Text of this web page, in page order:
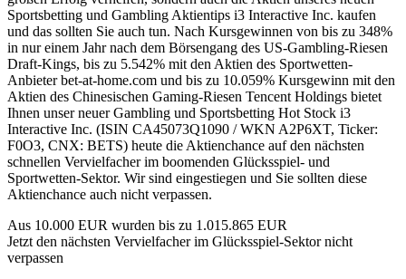
Sportsbetting und Gambling Aktientips i3 Interactive Inc. kaufen
und das sollten Sie auch tun. Nach Kursgewinnen von bis zu 348%
in nur einem Jahr nach dem Börsengang des US-Gambling-Riesen
Draft-Kings, bis zu 5.542% mit den Aktien des Sportwetten-
Anbieter bet-at-home.com und bis zu 10.059% Kursgewinn mit den
Aktien des Chinesischen Gaming-Riesen Tencent Holdings bietet
Ihnen unser neuer Gambling und Sportsbetting Hot Stock i3
Interactive Inc. (ISIN CA45073Q1090 / WKN A2P6XT, Ticker:
F0O3, CNX: BETS) heute die Aktienchance auf den nächsten
schnellen Vervielfacher im boomenden Glücksspiel- und
Sportwetten-Sektor. Wir sind eingestiegen und Sie sollten diese
Aktienchance auch nicht verpassen.
Aus 10.000 EUR wurden bis zu 1.015.865 EUR
Jetzt den nächsten Vervielfacher im Glücksspiel-Sektor nicht
verpassen